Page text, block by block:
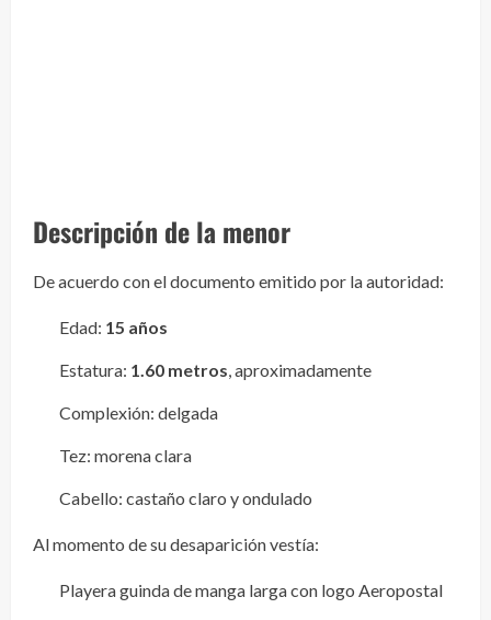
Descripción de la menor
De acuerdo con el documento emitido por la autoridad:
Edad: 15 años
Estatura: 1.60 metros, aproximadamente
Complexión: delgada
Tez: morena clara
Cabello: castaño claro y ondulado
Al momento de su desaparición vestía:
Playera guinda de manga larga con logo Aeropostal